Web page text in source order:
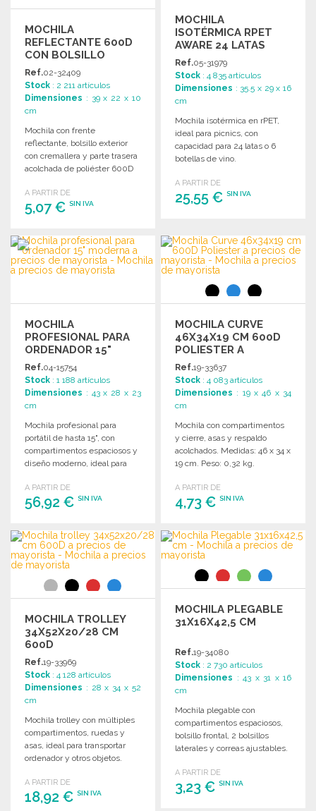
MOCHILA
REFLECTANTE 600D
CON BOLSILLO
EXTERIOR
Ref.02-32409
Stock : 2 211 artículos
Dimensiones : 39 x 22 x 10
cm
Mochila con frente
reflectante, bolsillo exterior
con cremallera y parte trasera
acolchada de poliéster 600D
A PARTIR DE
5,07 € SIN IVA
PEDIR
Solicitar un presupuesto
MOCHILA
ISOTÉRMICA RPET
AWARE 24 LATAS
Ref.05-31979
Stock : 4 835 artículos
Dimensiones : 35.5 x 29 x 16
cm
Mochila isotérmica en rPET,
ideal para picnics, con
capacidad para 24 latas o 6
botellas de vino.
A PARTIR DE
25,55 €SIN IVA
Solicitar un presupuesto
MOCHILA
PROFESIONAL PARA
ORDENADOR 15"
MODERNA
Ref.04-15754
Stock : 1 188 artículos
Dimensiones : 43 x 28 x 23
cm
Mochila profesional para
portátil de hasta 15", con
compartimentos espaciosos y
diseño moderno, ideal para
A PARTIR DE
56,92 € SIN IVA
PEDIR
Solicitar un presupuesto
MOCHILA CURVE
46X34X19 CM 600D
POLIESTER A
PRECIOS DE
MAYORISTA
Ref.19-33637
Stock : 4 083 artículos
Dimensiones : 19 x 46 x 34
cm
Mochila con compartimentos
y cierre, asas y respaldo
acolchados. Medidas: 46 x 34 x
19 cm. Peso: 0,32 kg.
A PARTIR DE
4,73 €SIN IVA
PEDIR
Solicitar un presupuesto
MOCHILA TROLLEY
34X52X20/28 CM
600D
Ref.19-33969
Stock : 4 128 artículos
Dimensiones : 28 x 34 x 52
cm
Mochila trolley con múltiples
compartimentos, ruedas y
asas, ideal para transportar
ordenador y otros objetos.
cm.
A PARTIR DE
18,92 € SIN IVA
MOCHILA PLEGABLE
31X16X42,5 CM
Ref.19-34080
Stock : 2 730 artículos
Dimensiones : 43 x 31 x 16
cm
Mochila plegable con
compartimentos espaciosos,
bolsillo frontal, 2 bolsillos
laterales y correas ajustables.
almacenar fácilmente.
A PARTIR DE
3,23 €SIN IVA